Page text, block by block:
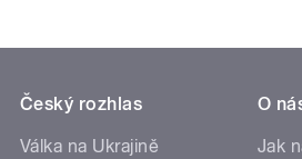
Český rozhlas
Válka na Ukrajině
O
Jak